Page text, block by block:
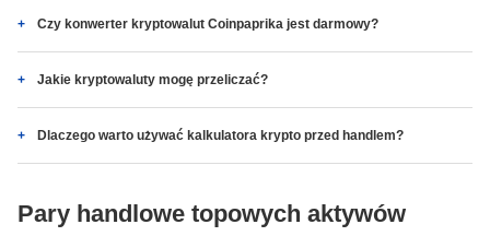
Czy konwerter kryptowalut Coinpaprika jest darmowy?
Jakie kryptowaluty mogę przeliczać?
Dlaczego warto używać kalkulatora krypto przed handlem?
Pary handlowe topowych aktywów